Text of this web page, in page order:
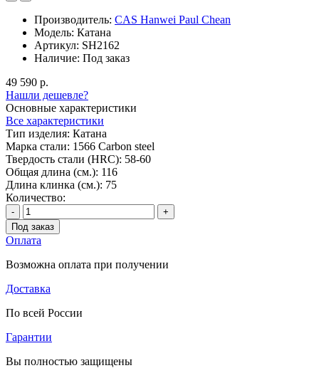
Производитель: CAS Hanwei Paul Chean
Модель: Катана
Артикул: SH2162
Наличие: Под заказ
49 590 р.
Нашли дешевле?
Основные характеристики
Все характеристики
Тип изделия: Катана
Марка стали: 1566 Carbon steel
Твердость стали (HRC): 58-60
Общая длина (см.): 116
Длина клинка (см.): 75
Количество:
-
+
Под заказ
Оплата
Возможна оплата при получении
Доставка
По всей России
Гарантии
Вы полностью защищены